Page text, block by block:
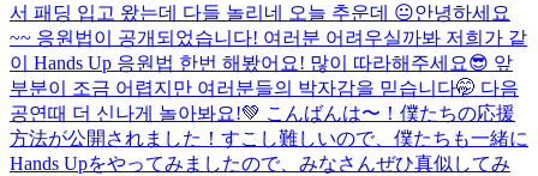
서 패딩 입고 왔는데 다들 놀리네 오늘 추운데 😐안녕하세요
~~ 응원법이 공개되었습니다! 여러분 어려우실까봐 저희가 같
이 Hands Up 응원법 한번 해봤어요! 많이 따라해주세요😎 앞
부분이 조금 어렵지만 여러분들의 박자감을 믿습니다🤭 다음
공연때 더 신나게 놀아봐요!💚 こんばんは〜！僕たちの応援
方法が公開されました！すこし難しいので、僕たちも一緒に
Hands Upをやってみましたので、みなさんぜひ真似してみ